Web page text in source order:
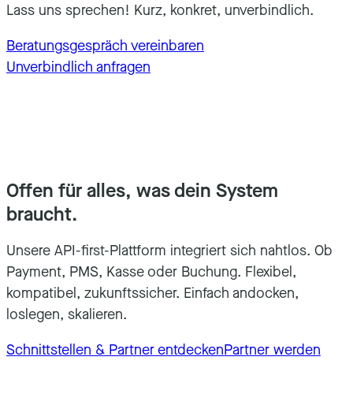
Lass uns sprechen! Kurz, konkret, unverbindlich.
Beratungsgespräch vereinbaren
Unverbindlich anfragen
Offen für alles, was dein System
braucht.
Unsere API-first-Plattform integriert sich nahtlos. Ob
Payment, PMS, Kasse oder Buchung. Flexibel,
kompatibel, zukunftssicher. Einfach andocken,
loslegen, skalieren.
Schnittstellen & Partner entdeckenPartner werden